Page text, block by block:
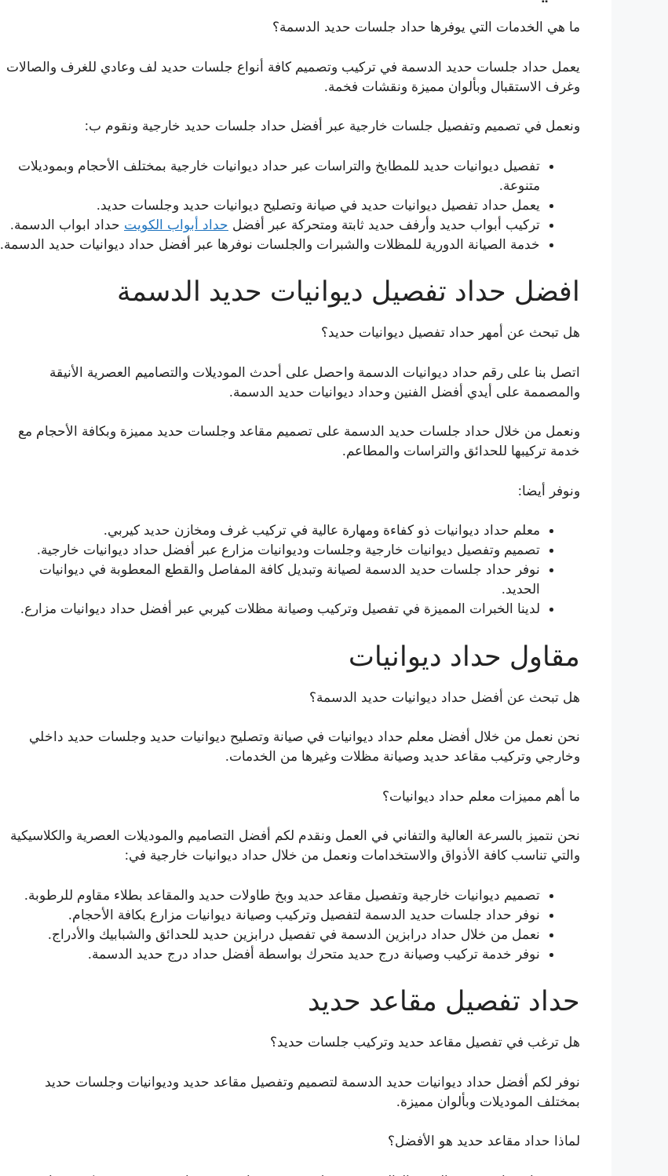
ما هي الخدمات التي يوفرها حداد جلسات حديد الدسمة؟
يعمل حداد جلسات حديد الدسمة في تركيب وتصميم كافة أنواع جلسات حديد لف وعادي للغرف والصالات
وغرف الاستقبال وبألوان مميزة ونقشات فخمة.
ونعمل في تصميم وتفصيل جلسات خارجية عبر أفضل حداد جلسات حديد خارجية ونقوم ب:
تفصيل ديوانيات حديد للمطابخ والتراسات عبر حداد ديوانيات خارجية بمختلف الأحجام وبموديلات
متنوعة.
يعمل حداد تفصيل ديوانيات حديد في صيانة وتصليح ديوانيات حديد وجلسات حديد.
تركيب أبواب حديد وأرفف حديد ثابتة ومتحركة عبر أفضل حداد أبواب الكويت حداد ابواب الدسمة.
خدمة الصيانة الدورية للمظلات والشبرات والجلسات نوفرها عبر أفضل حداد ديوانيات حديد الدسمة.
افضل حداد تفصيل ديوانيات حديد الدسمة
هل تبحث عن أمهر حداد تفصيل ديوانيات حديد؟
اتصل بنا على رقم حداد ديوانيات الدسمة واحصل على أحدث الموديلات والتصاميم العصرية الأنيقة
والمصممة على أيدي أفضل الفنين وحداد ديوانيات حديد الدسمة.
ونعمل من خلال حداد جلسات حديد الدسمة على تصميم مقاعد وجلسات حديد مميزة وبكافة الأحجام مع
خدمة تركيبها للحدائق والتراسات والمطاعم.
ونوفر أيضا:
معلم حداد ديوانيات ذو كفاءة ومهارة عالية في تركيب غرف ومخازن حديد كيربي.
تصميم وتفصيل ديوانيات خارجية وجلسات وديوانيات مزارع عبر أفضل حداد ديوانيات خارجية.
نوفر حداد جلسات حديد الدسمة لصيانة وتبديل كافة المفاصل والقطع المعطوبة في ديوانيات
الحديد.
لدينا الخبرات المميزة في تفصيل وتركيب وصيانة مظلات كيربي عبر أفضل حداد ديوانيات مزارع.
مقاول حداد ديوانيات
هل تبحث عن أفضل حداد ديوانيات حديد الدسمة؟
نحن نعمل من خلال أفضل معلم حداد ديوانيات في صيانة وتصليح ديوانيات حديد وجلسات حديد داخلي
وخارجي وتركيب مقاعد حديد وصيانة مظلات وغيرها من الخدمات.
ما أهم مميزات معلم حداد ديوانيات؟
نحن نتميز بالسرعة العالية والتفاني في العمل ونقدم لكم أفضل التصاميم والموديلات العصرية والكلاسيكية
والتي تناسب كافة الأذواق والاستخدامات ونعمل من خلال حداد ديوانيات خارجية في:
تصميم ديوانيات خارجية وتفصيل مقاعد حديد وبخ طاولات حديد والمقاعد بطلاء مقاوم للرطوبة.
نوفر حداد جلسات حديد الدسمة لتفصيل وتركيب وصيانة ديوانيات مزارع بكافة الأحجام.
نعمل من خلال حداد درابزين الدسمة في تفصيل درابزين حديد للحدائق والشبابيك والأدراج.
نوفر خدمة تركيب وصيانة درج حديد متحرك بواسطة أفضل حداد درج حديد الدسمة.
حداد تفصيل مقاعد حديد
هل ترغب في تفصيل مقاعد حديد وتركيب جلسات حديد؟
نوفر لكم أفضل حداد ديوانيات حديد الدسمة لتصميم وتفصيل مقاعد حديد وديوانيات وجلسات حديد
بمختلف الموديلات وبألوان مميزة.
لماذا حداد مقاعد حديد هو الأفضل؟